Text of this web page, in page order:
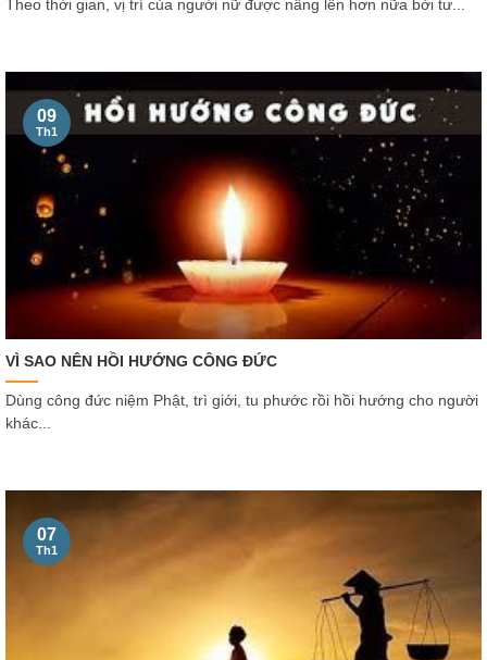
Theo thời gian, vị trí của người nữ được nâng lên hơn nữa bởi tư...
VÌ SAO NÊN HỒI HƯỚNG CÔNG ĐỨC
Dùng công đức niệm Phật, trì giới, tu phước rồi hồi hướng cho người
khác...
09
Th1
07
Th1